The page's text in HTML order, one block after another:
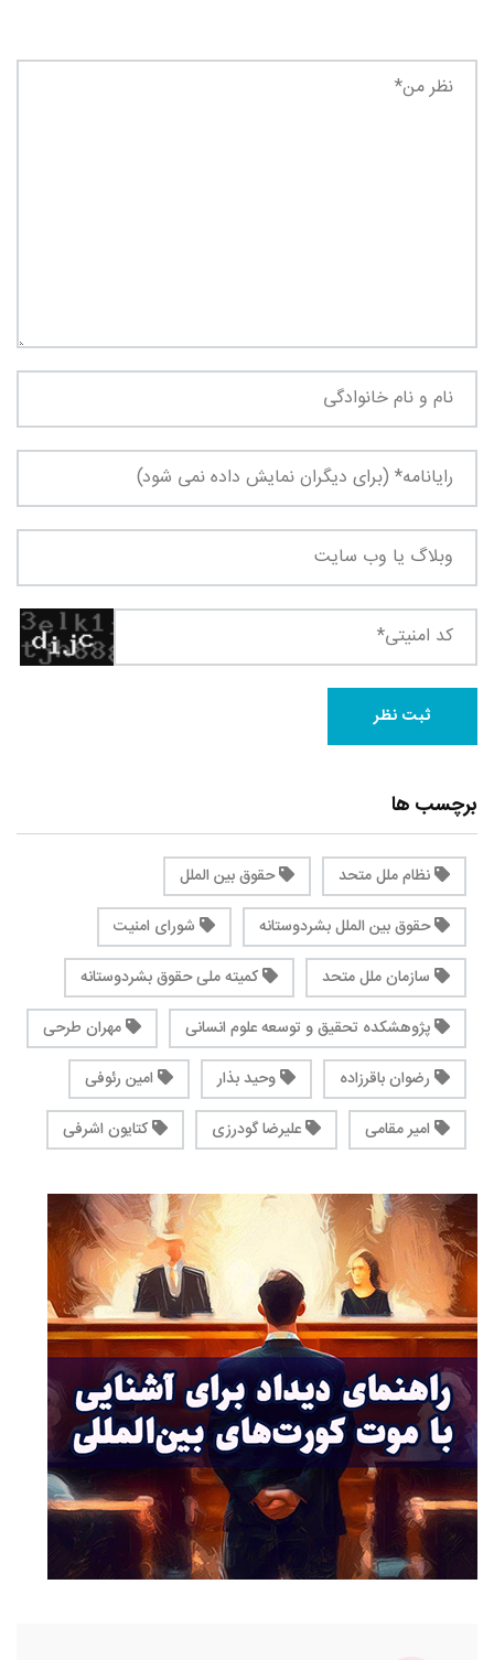
برچسب ها
نظام ملل متحد
حقوق بین الملل
حقوق بین الملل بشردوستانه
شورای امنیت
سازمان ملل متحد
کمیته ملی حقوق بشردوستانه
پژوهشکده تحقیق و توسعه علوم انسانی
مهران طرحی
رضوان باقرزاده
وحید بذار
امین رئوفی
امیر مقامی
علیرضا گودرزی کتایون اشرفی